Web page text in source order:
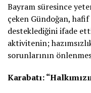
Bayram süresince
çeken Gündoğan,
desteklediğini ifade
aktivitenin;
sorunlarının
Karabatı: